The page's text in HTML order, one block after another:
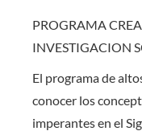
PROGRAMA
INVESTIGACION
El programa de
conocer los
imperantes en el